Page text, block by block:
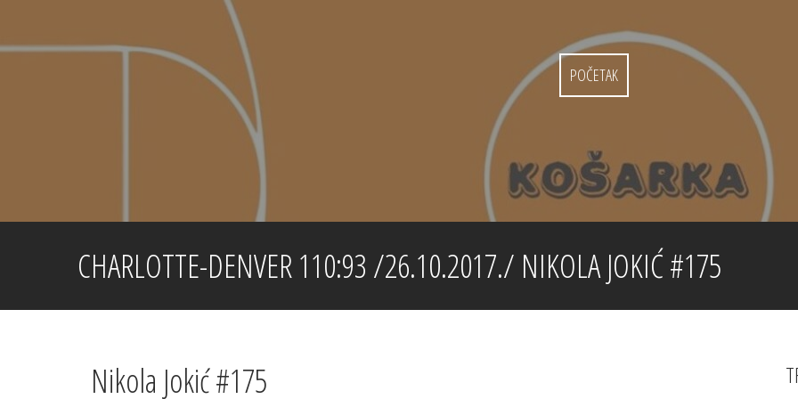
content
POČETAK
CHARLOTTE-DENVER 110:93 /26.10.2017./ NIKOLA JOKIĆ #175
Nikola Jokić #175